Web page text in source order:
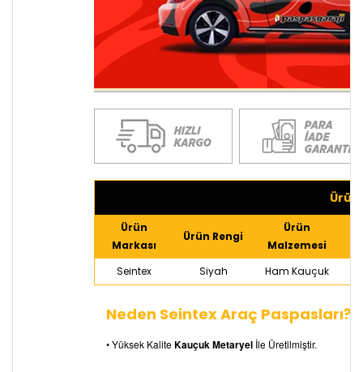
Ürün
Markası
Ürün Rengi
Ürün
Malzemesi
Seintex Siyah Ham Kauçuk
Neden Seintex Araç Paspasları?
• Yüksek KaliteKauçuk Metaryel İle Üretilmiştir.